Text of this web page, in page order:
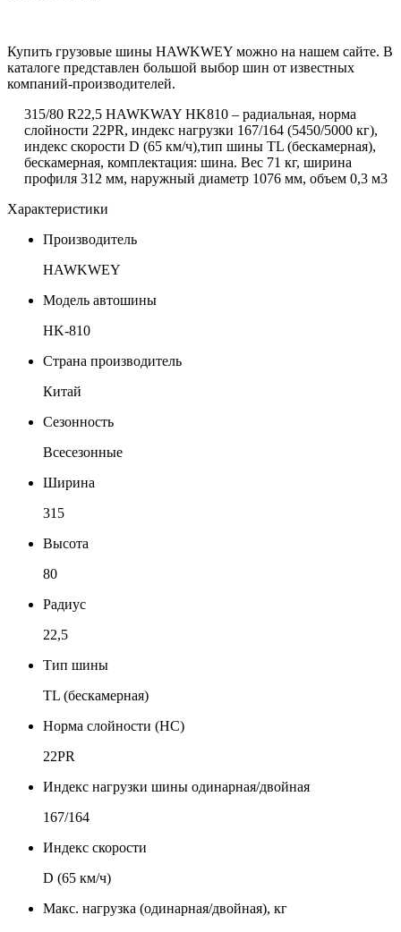
Купить грузовые шины HAWKWEY можно на нашем сайте. В
каталоге представлен большой выбор шин от известных
компаний-производителей.
315/80 R22,5 HAWKWAY HK810 – радиальная, норма
слойности 22PR, индекс нагрузки 167/164 (5450/5000 кг),
индекс скорости D (65 км/ч),тип шины TL (бескамерная),
бескамерная, комплектация: шина. Вес 71 кг, ширина
профиля 312 мм, наружный диаметр 1076 мм, объем 0,3 м3
Характеристики
Производитель
HAWKWEY
Модель автошины
HK-810
Страна производитель
Китай
Сезонность
Всесезонные
Ширина
315
Высота
80
Радиус
22,5
Тип шины
TL (бескамерная)
Норма слойности (НС)
22PR
Индекс нагрузки шины одинарная/двойная
167/164
Индекс скорости
D (65 км/ч)
Макс. нагрузка (одинарная/двойная), кг